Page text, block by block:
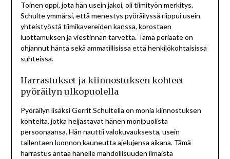
Toinen oppi, jota hän usein jakoi, oli tiimityön merkitys.
Schulte ymmärsi, että menestys pyöräilyssä riippui usein
yhteistyöstä tiimikavereiden kanssa, korostaen
luottamuksen ja viestinnän tarvetta. Tämä periaate on
ohjannut häntä sekä ammatillisissa että henkilökohtaisissa
suhteissa.
Harrastukset ja kiinnostuksen kohteet
pyöräilyn ulkopuolella
Pyöräilyn lisäksi Gerrit Schultella on monia kiinnostuksen
kohteita, jotka heijastavat hänen monipuolista
persoonaansa. Hän nauttii valokuvauksesta, usein
tallentaen luonnon kauneutta ajelujensa aikana. Tämä
harrastus antaa hänelle mahdollisuuden ilmaista